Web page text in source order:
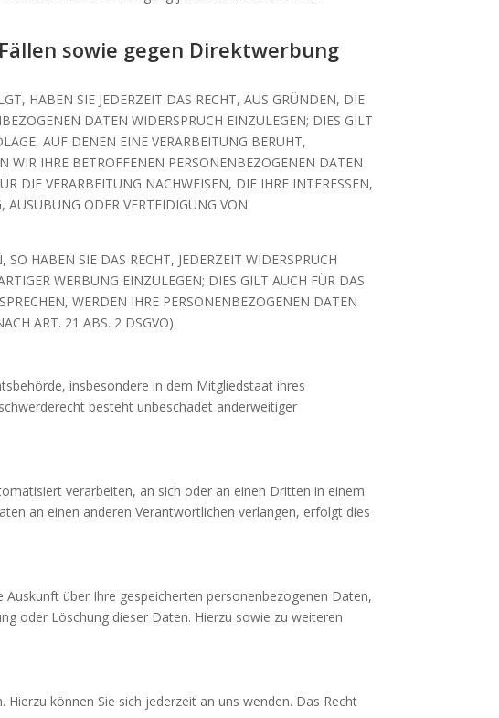
sowie gegen Direktwerbung
HABEN SIE JEDERZEIT DAS RECHT, AUS GRÜNDEN, DIE
DATEN WIDERSPRUCH EINZULEGEN; DIES GILT
AUF DENEN EINE VERARBEITUNG BERUHT,
WIR IHRE BETROFFENEN PERSONENBEZOGENEN DATEN
DIE VERARBEITUNG NACHWEISEN, DIE IHRE INTERESSEN,
AUSÜBUNG ODER VERTEIDIGUNG VON
HABEN SIE DAS RECHT, JEDERZEIT WIDERSPRUCH
WERBUNG EINZULEGEN; DIES GILT AUCH FÜR DAS
WERDEN IHRE PERSONENBEZOGENEN DATEN
ART. 21 ABS. 2 DSGVO).
insbesondere in dem Mitgliedstaat ihres
besteht unbeschadet anderweitiger
verarbeiten, an sich oder an einen Dritten in einem
an einen anderen Verantwortlichen verlangen, erfolgt dies
über Ihre gespeicherten personenbezogenen Daten,
oder Löschung dieser Daten. Hierzu sowie zu weiteren
können Sie sich jederzeit an uns wenden. Das Recht